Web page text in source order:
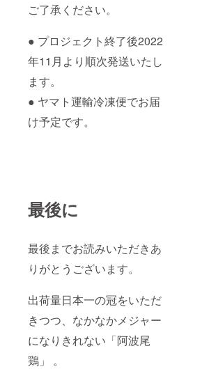
ご了承ください。
● プロジェクト終了後2022
年11月より順次発送いたし
ます。
● ヤマト運輸冷凍便でお届
け予定です。
最後に
最後までお読みいただきあ
りがとうございます。
出荷量日本一の冠をいただ
きつつ、なかなかメジャー
になりきれない「阿波尾
鶏」 。